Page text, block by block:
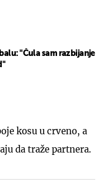
"Čula sam razbijanje
kosu u crveno, a
da traže partnera.